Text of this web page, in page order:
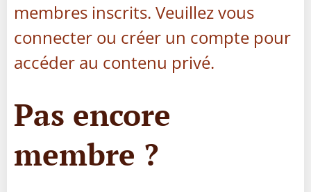
membres inscrits. Veuillez vous
connecter ou créer un compte pour
accéder au contenu privé.
Pas encore
membre ?